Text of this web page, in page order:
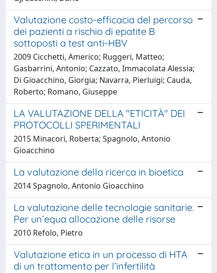
Valutazione costo-efficacia del percorso
dei pazienti a rischio di epatite B
sottoposti a test anti-HBV
2009 Cicchetti, Americo; Ruggeri, Matteo;
Gasbarrini, Antonio; Cazzato, Immacolata Alessia;
Di Gioacchino, Giorgia; Navarra, Pierluigi; Cauda,
Roberto; Romano, Giuseppe
LA VALUTAZIONE DELLA "ETICITÀ" DEI
PROTOCOLLI SPERIMENTALI
2015 Minacori, Roberta; Spagnolo, Antonio
Gioacchino
La valutazione della ricerca in bioetica
2014 Spagnolo, Antonio Gioacchino
La valutazione delle tecnologie sanitarie.
Per un’equa allocazione delle risorse
2010 Refolo, Pietro
Valutazione etica in un processo di HTA
di un trattamento per l’infertilità